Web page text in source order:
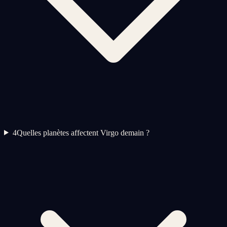
4Quelles planètes affectent Virgo demain ?